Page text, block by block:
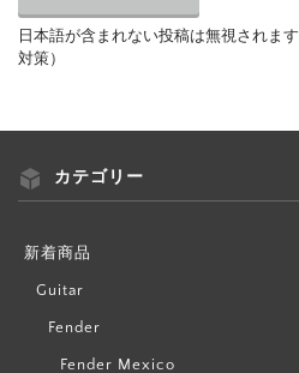
日本語が含まれない投稿は無視されま
対策）
カテゴリー
新着商品
Guitar
Fender
Fender Mexico